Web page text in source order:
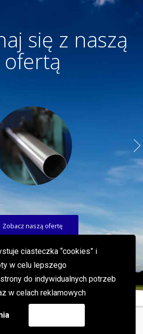
ciasteczka “cookies” i
w celu lepszego
do indywidualnych potrzeb
w celach reklamowych
się z naszą
ofertą
Zobacz naszą ofertę
Nowości